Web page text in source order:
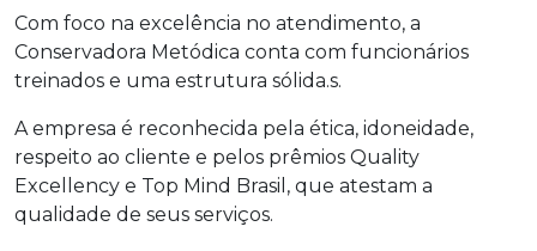
Com foco na excelência no atendimento, a
Conservadora Metódica conta com funcionários
treinados e uma estrutura sólida.s.
A empresa é reconhecida pela ética, idoneidade,
respeito ao cliente e pelos prêmios Quality
Excellency e Top Mind Brasil, que atestam a
qualidade de seus serviços.